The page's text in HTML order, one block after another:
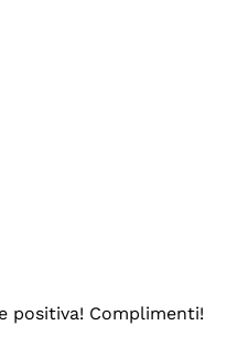
positiva! Complimenti!